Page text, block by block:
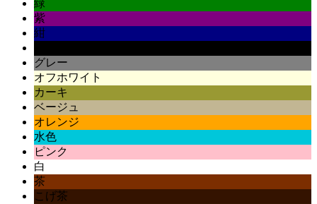
緑
紫
紺
グレー
オフホワイト
カーキ
ベージュ
オレンジ
水色
ピンク
白
茶
こげ茶